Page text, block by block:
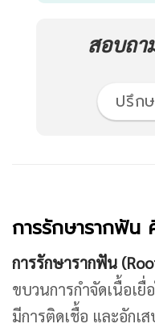
สอบถา
ปรึก
การรักษารากฟัน
การรักษารากฟัน
ขบวนการกำจัดเนื้อเ
มีการติดเชื้อ และอักเ